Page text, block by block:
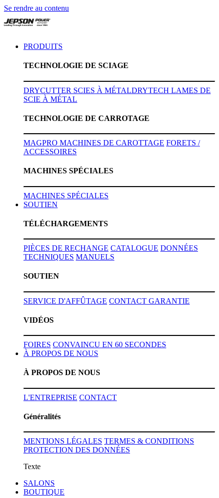
Se rendre au contenu
PRODUITS
TECHNOLOGIE DE SCIAGE
DRYCUTTER SCIES À MÉTALDRYTECH LAMES DE
SCIE À MÉTAL
TECHNOLOGIE DE CARROTAGE
MAGPRO MACHINES DE CAROTTAGE FORETS /
ACCESSOIRES
MACHINES SPÉCIALES
MACHINES SPÉCIALES
SOUTIEN​
TÉLÉCHARGEMENTS
PIÈCES DE RECHANGE CATALOGUE DONNÉES
TECHNIQUES MANUELS
SOUTIEN
SERVICE D'AFFÛTAGE CONTACT GARANTIE
VIDÉOS
FOIRES CONVAINCU EN 60 SECONDES
À PROPOS DE NOUS
À PROPOS DE NOUS
L'ENTREPRISE CONTACT
Généralités
MENTIONS LÉGALES TERMES & CONDITIONS
PROTECTION DES DONNÉES
Texte
SALONS
BOUTIQUE